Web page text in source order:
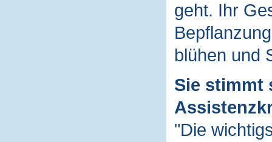
geht. Ihr
blühen und
Sie stimmt
"Die